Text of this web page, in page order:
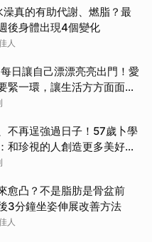
真的有助代謝、燃脂？最
後身體出現4個變化
人
日讓自己漂漂亮亮出門！愛
緊一環，讓生活方方面面，
不再逞強過日子！57歲卜學
和珍視的人創造更多美好記
愈凸？不是脂肪是骨盆前
3分鐘坐姿伸展改善方法
人